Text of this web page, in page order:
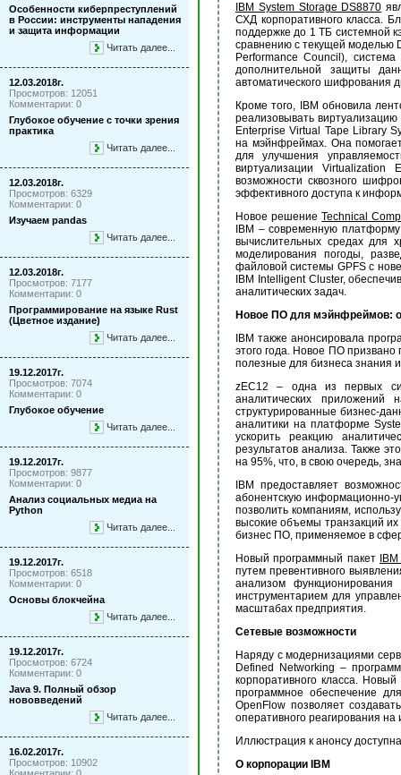
Особенности киберпреступлений
в России: инструменты нападения
и защита информации
Читать далее...
12.03.2018г.
Просмотров: 12051
Комментарии: 0
Глубокое обучение с точки зрения
практика
Читать далее...
12.03.2018г.
Просмотров: 6329
Комментарии: 0
Изучаем pandas
Читать далее...
12.03.2018г.
Просмотров: 7177
Комментарии: 0
Программирование на языке Rust
(Цветное издание)
Читать далее...
19.12.2017г.
Просмотров: 7074
Комментарии: 0
Глубокое обучение
Читать далее...
19.12.2017г.
Просмотров: 9877
Комментарии: 0
Анализ социальных медиа на
Python
Читать далее...
19.12.2017г.
Просмотров: 6518
Комментарии: 0
Основы блокчейна
Читать далее...
19.12.2017г.
Просмотров: 6724
Комментарии: 0
Java 9. Полный обзор
нововведений
Читать далее...
16.02.2017г.
Просмотров: 10902
IBM System Storage DS8870
СХД корпоративного класса.
поддержке до 1 ТБ системной
сравнению с текущей моделью
Performance Council),
дополнительной защиты
автоматического шифрования
Кроме того, IBM обновила
реализовывать
Enterprise Virtual Tape Library
на мэйнфреймах. Она
для улучшения
виртуализации Virtualization
возможности сквозного
эффективного доступа к
Новое решениеTechnical
IBM – современную
вычислительных средах для
моделирования погоды,
файловой системы GPFS с
IBM Intelligent Cluster,
аналитических задач.
Новое ПО для мэйнфреймов:
IBM также анонсировала
этого года. Новое ПО
полезные для бизнеса знания
zEC12 – одна из первых
аналитических
структурированные бизнес-
аналитики на платформе
ускорить реакцию
результатов анализа. Также
на 95%, что, в свою очередь,
IBM предоставляет
абонентскую
позволить компаниям,
высокие объемы транзакций
бизнес ПО, применяемое в
Новый программный пакет
путем превентивного
анализом
инструментарием для
масштабах предприятия.
Сетевые возможности
Наряду с модернизациями
Defined Networking –
корпоративного класса.
программное обеспечение
OpenFlow позволяет
оперативного реагирования
Иллюстрация к анонсу
О корпорации IBM